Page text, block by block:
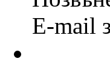
E-mail